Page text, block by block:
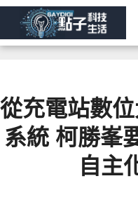
從充電站數
系統 柯勝峯
自主